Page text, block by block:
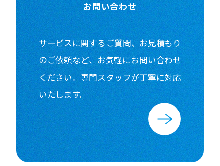
お問い合わせ
サービスに関するご質問、お見積もり
のご依頼など、お気軽にお問い合わせ
ください。専門スタッフが丁寧に対応
いたします。